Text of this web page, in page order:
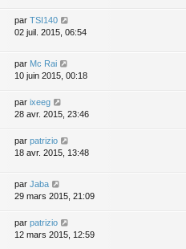
par TSI140
02 juil. 2015, 06:54
par Mc Rai
10 juin 2015, 00:18
par ixeeg
28 avr. 2015, 23:46
par patrizio
18 avr. 2015, 13:48
par Jaba
29 mars 2015, 21:09
par patrizio
12 mars 2015, 12:59